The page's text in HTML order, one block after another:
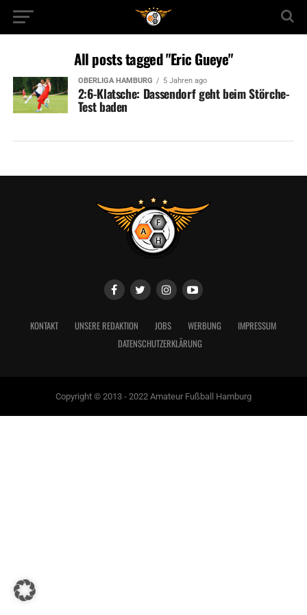
All posts tagged "Eric Gueye"
OBERLIGA HAMBURG 5 Jahren ago
2:6-Klatsche: Dassendorf geht beim Störche-
Test baden
KONTAKT UNSERE REDAKTION JOBS WERBUNG
IMPRESSUM
DATENSCHUTZERKLÄRUNG
Copyright © 2013 - 2022 Amateur Fußball Hamburg